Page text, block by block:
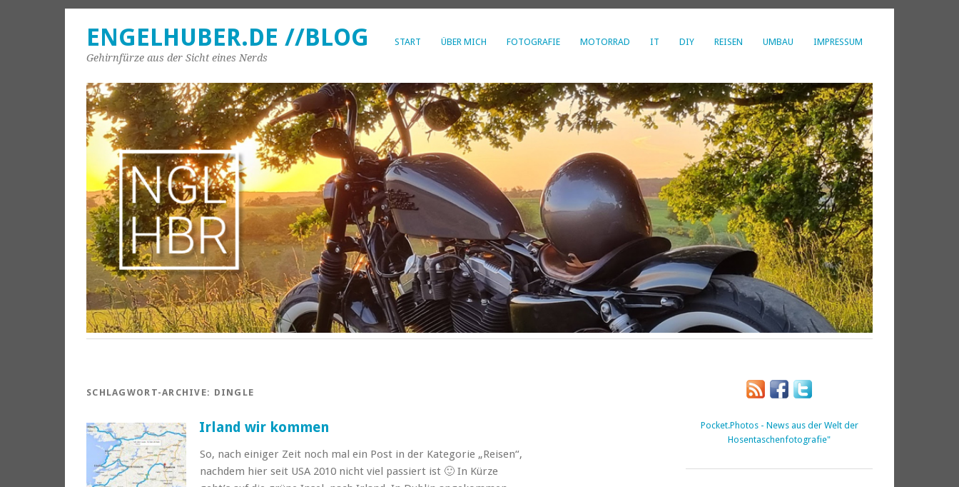
START ÜBER MICH FOTOGRAFIE MOTORRAD IT DIY REISEN UMBAU IMPRESSUM
ENGELHUBER.DE //BLOG
Gehirnfürze aus der Sicht eines Nerds
SCHLAGWORT-ARCHIVE: DINGLE
Irland wir kommen
So, nach einiger Zeit noch mal ein Post in der Kategorie „Reisen“,
nachdem hier seit USA 2010 nicht viel passiert ist 🙂 In Kürze
Pocket.Photos - News aus der Welt der
Hosentaschenfotografie"